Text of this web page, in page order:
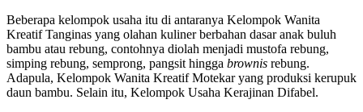
Beberapa kelompok usaha itu di antaranya Kelompok Wanita
Kreatif Tanginas yang olahan kuliner berbahan dasar anak buluh
bambu atau rebung, contohnya diolah menjadi mustofa rebung,
simping rebung, semprong, pangsit hingga brownis rebung.
Adapula, Kelompok Wanita Kreatif Motekar yang produksi kerupuk
daun bambu. Selain itu, Kelompok Usaha Kerajinan Difabel.